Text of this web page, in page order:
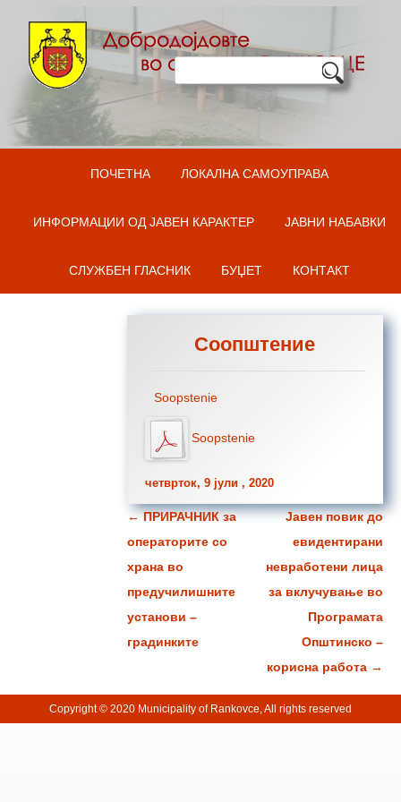
ПОЧЕТНА
ЛОКАЛНА САМОУПРАВА
ИНФОРМАЦИИ ОД ЈАВЕН КАРАКТЕР ЈАВНИ НАБАВКИ
СЛУЖБЕН ГЛАСНИК БУЏЕТ КОНТАКТ
Соопштение
Soopstenie
Soopstenie
четврток, 9 јули , 2020
←ПРИРАЧНИК за
операторите со
храна во
предучилишните
установи –
градинките
Јавен повик до
евидентирани
невработени лица
за вклучување во
Програмата
Општинско –
корисна работа →
Copyright © 2020 Municipality of Rankovce, All rights reserved